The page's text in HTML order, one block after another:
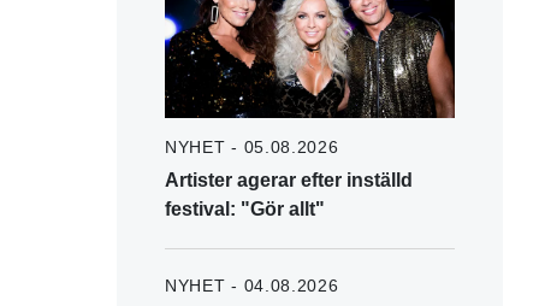
NYHET - 05.08.2026
Artister agerar efter inställd
festival: "Gör allt"
NYHET - 04.08.2026